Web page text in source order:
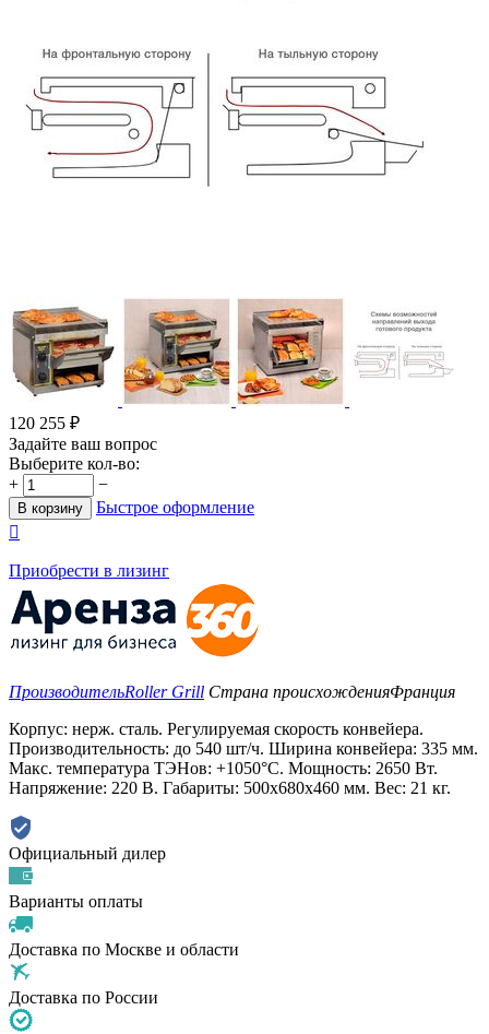
120 255 ₽
Задайте ваш вопрос
Выберите кол-во:
+
−
В корзину
Быстрое оформление

Приобрести в лизинг
ПроизводительRoller Grill Страна происхожденияФранция
Корпус: нерж. сталь. Регулируемая скорость конвейера.
Производительность: до 540 шт/ч. Ширина конвейера: 335 мм.
Макс. температура ТЭНов: +1050°С. Мощность: 2650 Вт.
Напряжение: 220 В. Габариты: 500х680х460 мм. Вес: 21 кг.
Официальный дилер
Варианты оплаты
Доставка по Москве и области
Доставка по России